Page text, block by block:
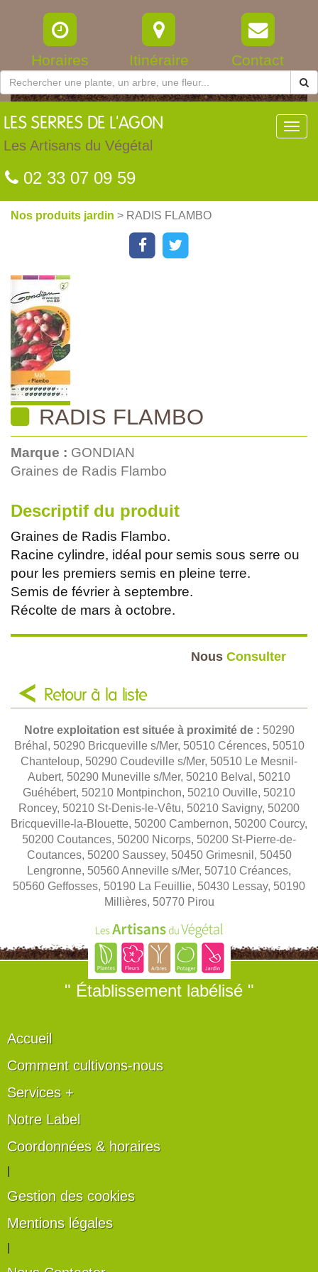
Horaires Itinéraire Contact
LES SERRES DE L'AGON
Les Artisans du Végétal
02 33 07 09 59
Nos produits jardin > RADIS FLAMBO
RADIS FLAMBO
Marque : GONDIAN
Graines de Radis Flambo
Descriptif du produit
Graines de Radis Flambo.
Racine cylindre, idéal pour semis sous serre ou
pour les premiers semis en pleine terre.
Semis de février à septembre.
Récolte de mars à octobre.
Nous Consulter
Retour à la liste
Notre exploitation est située à proximité de : 50290
Bréhal, 50290 Bricqueville s/Mer, 50510 Cérences, 50510
Chanteloup, 50290 Coudeville s/Mer, 50510 Le Mesnil-
Aubert, 50290 Muneville s/Mer, 50210 Belval, 50210
Guéhébert, 50210 Montpinchon, 50210 Ouville, 50210
Roncey, 50210 St-Denis-le-Vêtu, 50210 Savigny, 50200
Bricqueville-la-Blouette, 50200 Cambernon, 50200 Courcy,
50200 Coutances, 50200 Nicorps, 50200 St-Pierre-de-
Coutances, 50200 Saussey, 50450 Grimesnil, 50450
Lengronne, 50560 Anneville s/Mer, 50710 Créances,
50560 Geffosses, 50190 La Feuillie, 50430 Lessay, 50190
Millières, 50770 Pirou
" Établissement labélisé "
Accueil
Comment cultivons-nous
Services +
Notre Label
Coordonnées & horaires
Gestion des cookies
Mentions légales